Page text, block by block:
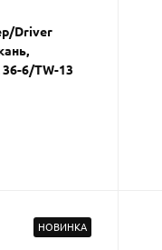
Driver
6/TW-13
НОВИНКА